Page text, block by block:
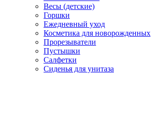
Весы (детские)
Горшки
Ежедневный уход
Косметика для новорожденных
Прорезыватели
Пустышки
Салфетки
Сиденья для унитаза